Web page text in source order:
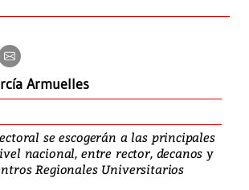
Armuelles
se escogerán a las principales
nacional, entre rector, decanos y
Regionales Universitarios